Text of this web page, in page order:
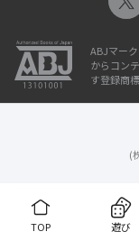
TOP 遊び
ABJマー
からコン
す登録商
(